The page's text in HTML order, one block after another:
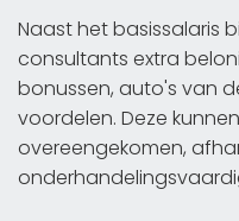
Naast het basissalaris
consultants extra
bonussen, auto's van
voordelen. Deze
overeengekomen,